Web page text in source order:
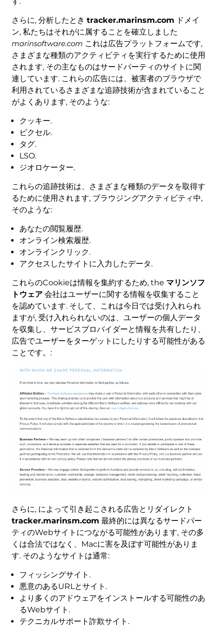
さらに, 分析したとき tracker.marinsm.com ドメイ
ン, 私たちはそれがに属することを確立しました
marinsoftware.com これは広告プラットフォームです,
さまざまな種類のアクティビティを実行するために使用
されます, その主なものはサードパーティのサイトに関
連しています. これらの広告には、被害者のブラウザで
利用されているさまざまな追跡技術が含まれていること
がよくあります, そのような:
クッキー.
ピクセル.
タグ.
LSO.
ジオロケーター.
これらの追跡技術は、さまざまな種類のデータを取得す
るために使用されます, ブラウジングアクティビティ中,
そのような:
あなたの閲覧履歴.
オンライン検索履歴.
オンラインクリック.
アクセスしたサイトに入力したデータ.
これらのCookieは情報を集約するため, the マリンソフ
トウェア会社はユーザーに関する情報を収集すること
を認めています. そして、これは今日では受け入れられ
ますが, 受け入れられないのは、ユーザーの個人データ
を収集し、サービスプロバイダーと情報を共有したり、
広告でユーザーをターゲットにしたりする可能性がある
ことです。:
さらに, によって引き起こされる広告とリダイレクト
tracker.marinsm.com 最終的には異なるサードパー
ティのWebサイトにつながる可能性があります, その多
くは合法ではなく、Macに害を及ぼす可能性がありま
す. そのようなサイトは通常:
フィッシングサイト.
悪意のあるURLとサイト.
より多くのアドウェアをインストールする可能性のあ
るWebサイト.
テクニカルサポート詐欺サイト.
今すぐ削除 (マック)
Mac用のSpyHunterで